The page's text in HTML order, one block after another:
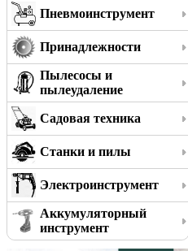
Пневмоинструмент
Принадлежности
Пылесосы и
пылеудаление
Садовая техника
Станки и пилы
Электроинструмент
Аккумуляторный
инструмент